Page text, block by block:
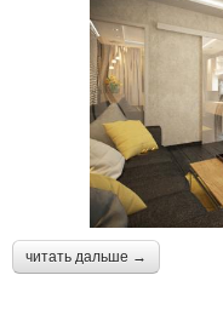
читать дальше →